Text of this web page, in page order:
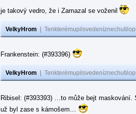
je takový vedro, že i Zamazal se voženil
VelkyHrom
Frankenstein: (#393396)
VelkyHrom
Ribisel: (#393393) …to může bejt
už byl zase s kámošem…